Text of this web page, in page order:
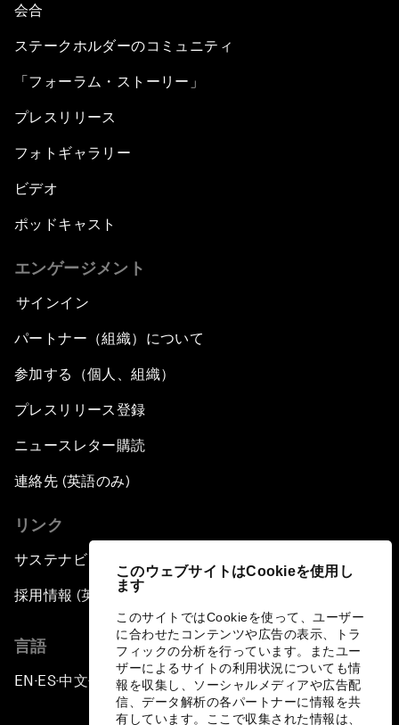
このウェブサイトはCookieを使用し
ます
このサイトではCookieを使って、ユーザー
に合わせたコンテンツや広告の表示、トラ
フィックの分析を行っています。またユー
ザーによるサイトの利用状況についても情
報を収集し、ソーシャルメディアや広告配
信、データ解析の各パートナーに情報を共
有しています。ここで収集された情報は、
会合
ステークホルダーのコミュニティ
「フォーラム・ストーリー」
プレスリリース
フォトギャラリー
ビデオ
ポッドキャスト
エンゲージメント
サインイン
パートナー（組織）について
参加する（個人、組織）
プレスリリース登録
ニュースレター購読
連絡先 (英語のみ)
リンク
サステナビリティへの取り組み
採用情報 (英語のみ)
言語
EN ▪ES▪中文▪ 日本語